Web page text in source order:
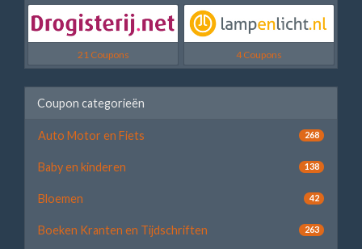
21 Coupons 4 Coupons
Coupon categorieën
Auto Motor en Fiets 268
Baby en kinderen 138
Bloemen 42
Boeken Kranten en Tijdschriften 263